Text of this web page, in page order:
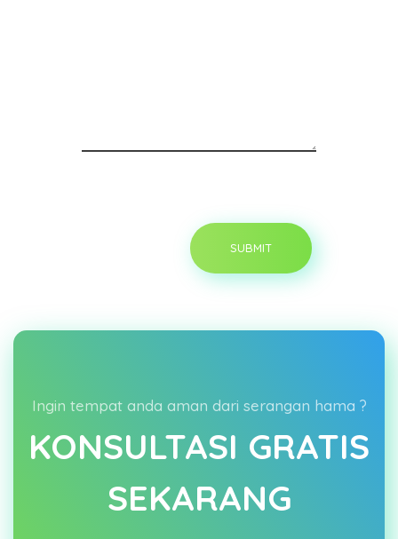
Ingin tempat anda aman dari serangan hama ?
KONSULTASI GRATIS
SEKARANG